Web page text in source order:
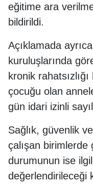
eğitime ara
bildirildi.
Açıklamada
kuruluşlarında
kronik
çocuğu olan
gün idari izinli
Sağlık, güvenlik
çalışan
durumunun ise
değerlendirileceği